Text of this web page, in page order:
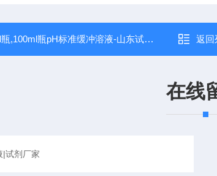
,100ml瓶pH标准缓冲溶液-山东试剂供应 返回
在线